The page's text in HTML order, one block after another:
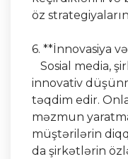
öz
6. **İnnovasiya və
Sosial media,
innovativ
təqdim edir.
məzmun
müştərilərin
da şirkətlərin